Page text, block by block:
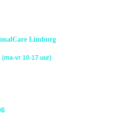
Limburg
(ma-vr 10-17 uur)